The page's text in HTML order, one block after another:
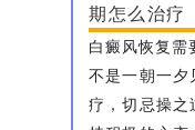
期怎么治疗
白癜风恢复需
不是一朝一夕
疗，切忌操之